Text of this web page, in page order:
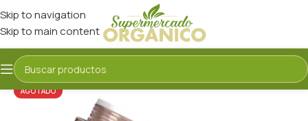
Skip to navigation
Skip to main content
AGOTADO